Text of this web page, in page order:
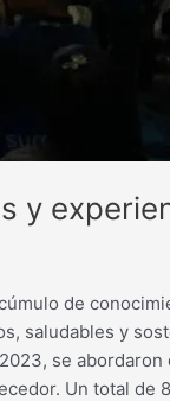
y
de
saludables y
se
Un total de